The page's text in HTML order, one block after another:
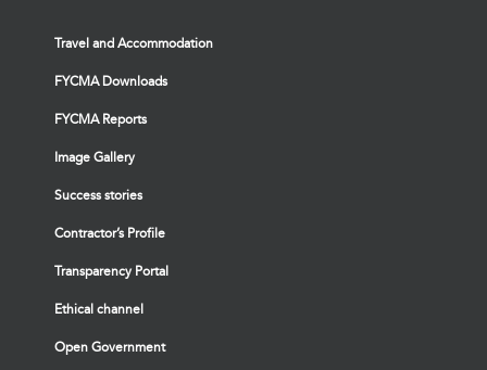
Travel and Accommodation
FYCMA Downloads
FYCMA Reports
Image Gallery
Success stories
Contractor’s Profile
Transparency Portal
Ethical channel
Open Government